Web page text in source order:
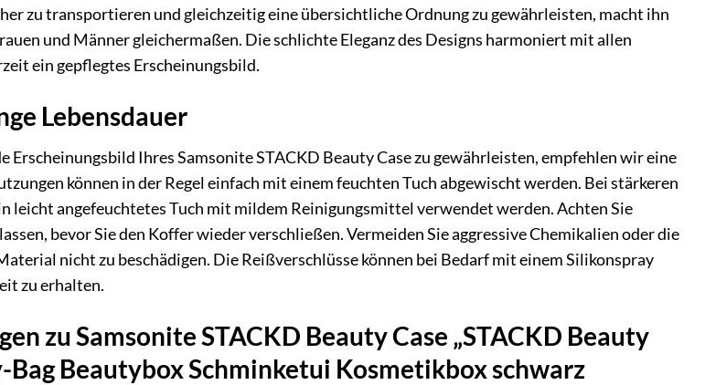
zu transportieren und gleichzeitig eine übersichtliche Ordnung zu gewährleisten, macht ihn
und Männer gleichermaßen. Die schlichte Eleganz des Designs harmoniert mit allen
ein gepflegtes Erscheinungsbild.
Lebensdauer
Erscheinungsbild Ihres Samsonite STACKD Beauty Case zu gewährleisten, empfehlen wir eine
können in der Regel einfach mit einem feuchten Tuch abgewischt werden. Bei stärkeren
leicht angefeuchtetes Tuch mit mildem Reinigungsmittel verwendet werden. Achten Sie
bevor Sie den Koffer wieder verschließen. Vermeiden Sie aggressive Chemikalien oder die
nicht zu beschädigen. Die Reißverschlüsse können bei Bedarf mit einem Silikonspray
zu erhalten.
zu Samsonite STACKD Beauty Case „STACKD Beauty
Bag Beautybox Schminketui Kosmetikbox schwarz